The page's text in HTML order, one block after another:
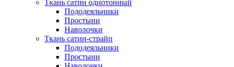
Ткань сатин однотонный
Пододеяльники
Простыни
Наволочки
Ткань сатин-страйп
Пододеяльники
Простыни